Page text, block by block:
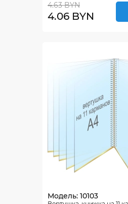
4.63 BYN
4.06 BYN
Модель: 10103